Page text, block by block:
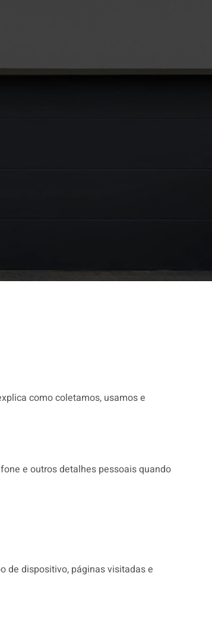
como coletamos, usamos e
e outros detalhes pessoais quando
de dispositivo, páginas visitadas e